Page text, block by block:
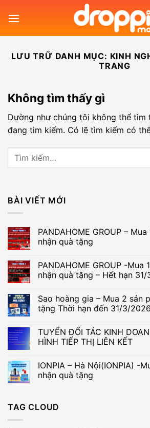
qua
LƯU TRỮ DANH MỤC: KINH
TRANG
Không tìm thấy gì
Dường như chúng tôi không thể tìm
đang tìm kiếm. Có lẽ tìm kiếm có
BÀI VIẾT MỚI
PANDAHOME GROUP –
nhận quà tặng
bình
luận
ở
–
Mua
1
để
nhận
quà
PANDAHOME GROUP -Mua
nhận quà tặng – Hết hạn
bình
luận
ở
-
Mua
1
để
nhận
quà
hạn
31/3/2026
Sao hoàng gia – Mua 2 sản
tặng Thời hạn đến 31/3/2026
bình
luận
ở
gia
–
Mua
để
nhận
TUYỂN ĐỐI TÁC KINH
HÌNH TIẾP THỊ LIÊN KẾT
bình
luận
ở
KINH
DOANH
IONPIA – Hà Nội(IONPIA) -
nhận quà tặng
luận
ở
TAG CLOUD